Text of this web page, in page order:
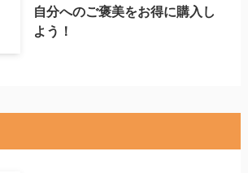
自分へのご褒美をお得に購入し
よう！